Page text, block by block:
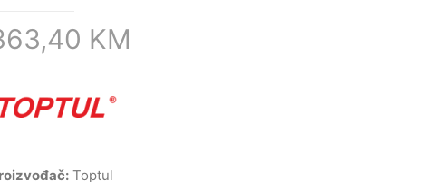
KM
Toptul